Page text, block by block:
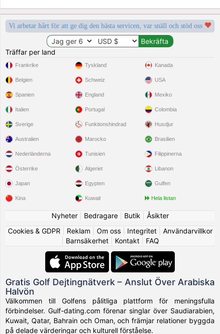
Vi arbetar hårt för att ge dig den bästa servicen, var snäll och stöd oss
Träffar per land
Frankrike
Belgien
Spanien
Italien
Sverige
Tyskland
Schweiz
England
Portugal
Funktionshindrad
Kanada
USA
Mexiko
Colombia
Husdjur
Australien
Nederländerna
Österrike
Japan
Kina
Marocko
Tunisien
Algeriet
Egypten
Kuwait
Brasilien
Filippinerna
Libanon
Gulfen
Hela listan
Nyheter| Bedragare| Butik
Åsikter
Cookies & GDPR
Reklam Om oss| Integritet| Användarvillkor
Barnsäkerhet| Kontakt| FAQ
Gratis Golf Dejtingnätverk – Anslut Över Arabiska
Halvön
Välkommen till Golfens pålitliga plattform för meningsfulla
förbindelser. Gulf-dating.com förenar singlar över Saudiarabien,
Kuwait, Qatar, Bahrain och Oman, och främjar relationer byggda
på delade värderingar och kulturell förståelse.